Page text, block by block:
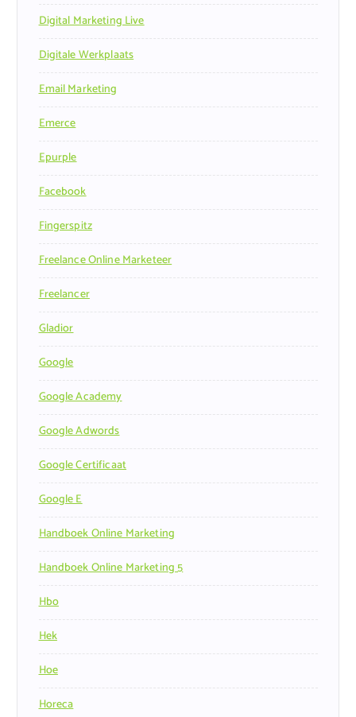
Digital Marketing Live
Digitale Werkplaats
Email Marketing
Emerce
Epurple
Facebook
Fingerspitz
Freelance Online Marketeer
Freelancer
Gladior
Google
Google Academy
Google Adwords
Google Certificaat
Google E
Handboek Online Marketing
Handboek Online Marketing 5
Hbo
Hek
Hoe
Horeca